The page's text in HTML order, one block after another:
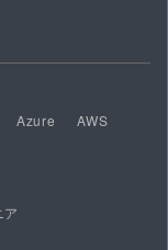
Azure
AWS